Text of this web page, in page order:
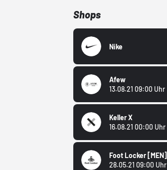
Shops
Nike
Afew
13.08.21 09:00 Uhr
Keller X
16.08.21 00:00 Uhr
Foot Locker [MEN]
28.05.21 09:00 Uhr